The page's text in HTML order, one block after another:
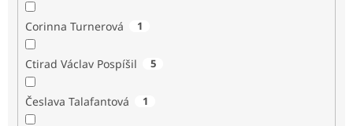
Corinna Turnerová 1
Ctirad Václav Pospíšil 5
Česlava Talafantová 1